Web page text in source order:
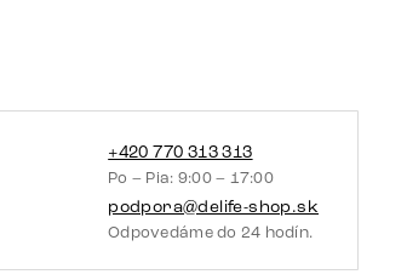
+420 770 313 313
Po – Pia: 9:00 – 17:00
podpora@delife-shop.sk
Odpovedáme do 24 hodín.